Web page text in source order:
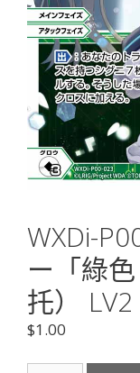
WXDi-
ー「綠
托） LV2
$1.00